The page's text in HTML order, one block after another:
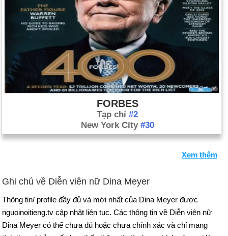
FORBES
Tạp chí #2
New York City #30
Xem thêm
Ghi chú về Diễn viên nữ Dina Meyer
Thông tin/ profile đầy đủ và mới nhất của Dina Meyer được
nguoinoitieng.tv cập nhật liên tục. Các thông tin về Diễn viên nữ
Dina Meyer có thể chưa đủ hoặc chưa chính xác và chỉ mang